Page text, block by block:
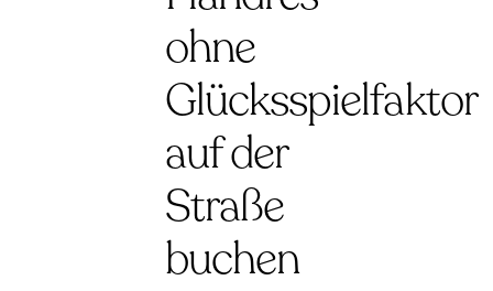
ohne
Glücksspielfaktor
auf der
Straße
buchen